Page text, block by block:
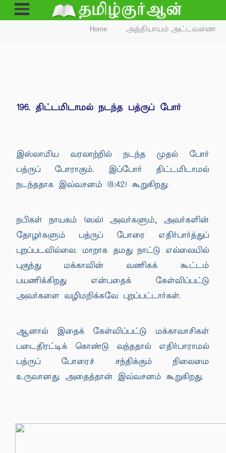
Open
Menu
Home அத்தியாயம் அட்டவணை
196. திட்டமிடாமல் நடந்த பத்ருப் போர்
இஸ்லாமிய வரலாற்றில் நடந்த முதல் போர்
பத்ருப் போராகும். இப்போர் திட்டமிடாமல்
நடந்ததாக இவ்வசனம் (8:42) கூறுகிறது.
நபிகள் நாயகம் (ஸல்) அவர்களும், அவர்களின்
தோழர்களும் பத்ருப் போரை எதிர்பார்த்துப்
புறப்படவில்லை. மாறாக தமது நாட்டு எல்லையில்
புகுந்து மக்காவின் வணிகக் கூட்டம்
பயணிக்கிறது என்பதைக் கேள்விப்பட்டு
அவர்களை வழிமறிக்கவே புறப்பட்டார்கள்.
ஆனால் இதைக் கேள்விப்பட்டு மக்காவாசிகள்
படைதிரட்டிக் கொண்டு வந்ததால் எதிர்பாராமல்
பத்ருப் போரைச் சந்திக்கும் நிலைமை
உருவானது. அதைத்தான் இவ்வசனம் கூறுகிறது.